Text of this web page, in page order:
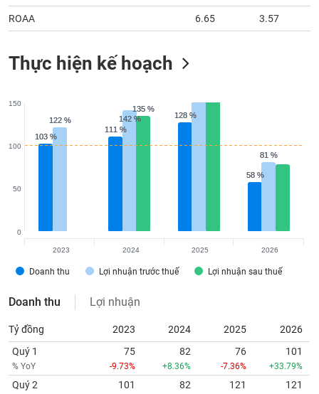
ROAA 6.65 3.57
Thực hiện kế hoạch
103 %
103 %
111 %
111 %
128 %
128 %
58 %
58 %
122 %
122 % 142 %
142 %
81 %
81 %
135 %
135 %
Doanh thu Lợi nhuận trước thuế Lợi nhuận sau thuế
0
50
100
150
2023 2024 2025 2026
Doanh thu Lợi nhuận
Tỷ đồng 2023 2024 2025
2026
Quý 1
% YoY
75
-9.73%
82
+8.36%
76
-7.36%
101
+33.79%
Quý 2 101 82 121 121